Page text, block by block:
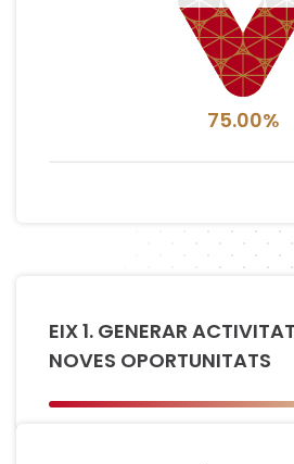
75.00%
EIX 1. GENERAR
NOVES OPORTUNITATS